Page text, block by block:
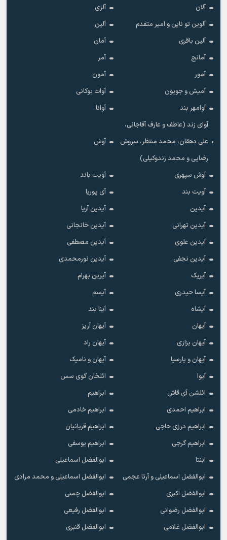
آلان
آلزی
آلوین تو ناین و امیر متفدم
آلین
آلین باقری
آمان
آمانج
آمر
آمور
آمون
آمیش و جویون
آوات بوکانی
آوامهر بند
آوانا
آوای زند (عاطف و عارف آقاجانی،
علی دهقان، محمد منتظر، سروش
رضایی و محمد زندوکیلی)
آوش
آوش سپهری
آویت باند
آویت بند
آی پوریا
آیدین
آیدین آریا
آیدین تهرانی
آیدین خانجانی
آیدین علوی
آیدین مصطفی
آیدین نجفی
آیدین نورمحمدی
آیریک
آیرین بهرام
آیسا حیدری
آیسم
آیشاه
آینا بند
آیهان
آیهان آریز
آیهان بزازی
آیهان راد
آیهان و پارسیا
آیهان و نامیک
آیوا
ائلخان گوی سس
ائلشن آی قاش
ابراهیم
ابراهیم احمدی
ابراهیم خادمی
ابراهیم درزی حاجی
ابراهیم قربانیان
ابراهیم گرجی
ابراهیم یوسفی
ابنتا
ابوالفضل اسماعیلی
ابوالفضل اسماعیلی و آرتا عجمی
ابوالفضل اسماعیلی و محمد مرادی
ابوالفضل اکبری
ابوالفضل چمنی
ابوالفضل رضوانی
ابوالفضل رفیعی
ابوالفضل غلامی
ابوالفضل قنبری